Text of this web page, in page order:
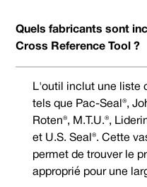
Quels fabricants sont
Cross Reference Tool ?
L'outil inclut une liste
tels que Pac-Seal®,
Roten®, M.T.U.®,
et U.S. Seal®. Cette
permet de trouver le
approprié pour une